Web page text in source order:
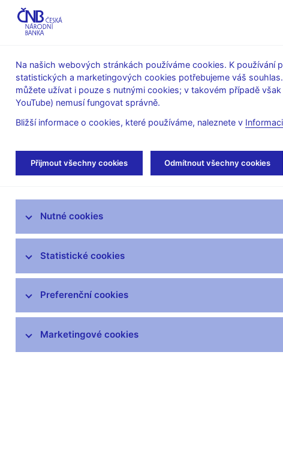
O ČNB
Měnová
politika
Finanční
Úvod Veřejnost Servis pro média
Servis pro média
Autorské články, rozhovory
Vystoupení a rozhovory guvernéra
čnBlog
ČNBvlog
ČNBpodcast
Fotogalerie
Na našich webových stránkách používáme cookies. K používání
statistických a marketingových cookies potřebujeme váš
můžete užívat i pouze s nutnými cookies; v takovém případě
YouTube) nemusí fungovat správně.
Bližší informace o cookies, které používáme, naleznete v
Přijmout všechny cookies Odmítnout všechny cookies
Nutné cookies
Statistické cookies
Preferenční cookies
Marketingové cookies